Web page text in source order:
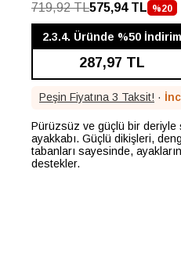
719,92 TL575,94 TL %20
2.3.4. Üründe %50 İndirim
287,97 TL
Peşin Fiyatına 3 Taksit! ·
Pürüzsüz ve güçlü bir deriyle
ayakkabı. Güçlü dikişleri,
tabanları sayesinde,
destekler.